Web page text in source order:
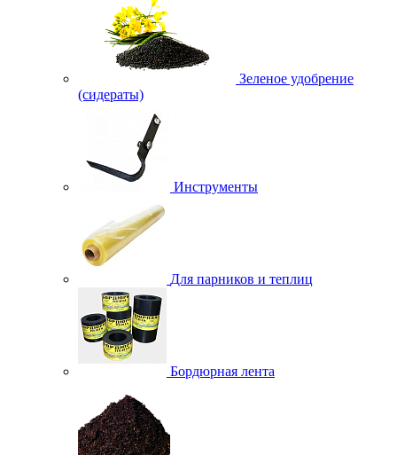
Зеленое удобрение
(сидераты)
Инструменты
Для парников и теплиц
Бордюрная лента